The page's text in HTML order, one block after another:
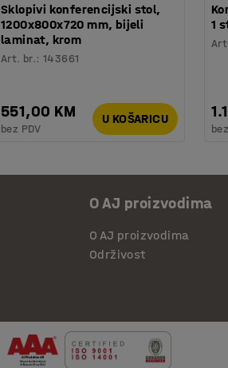
Sklopivi konferencijski stol,
1200x800x720 mm, bijeli
laminat, krom
Art. br.:143661
551,00 KM
bez PDV
U KOŠARICU
1
O AJ proizvodima
O AJ proizvodima
Održivost